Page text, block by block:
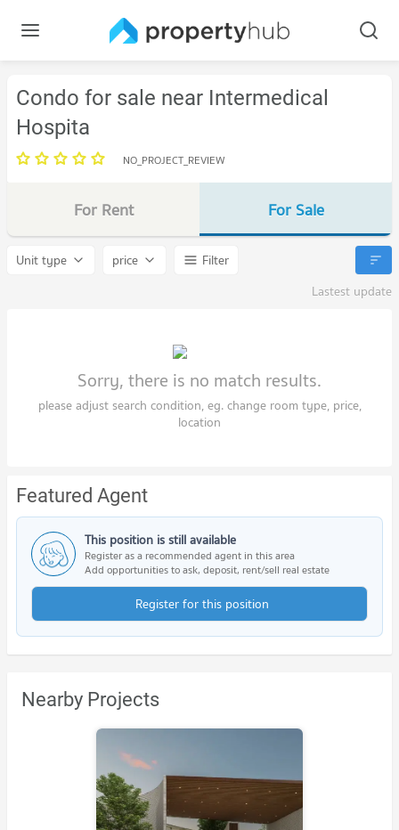
Condo for sale near Intermedical
Hospita
NO_PROJECT_REVIEW
For Rent For Sale
Unit type price
Filter
Lastest update
Sorry, there is no match results.
please adjust search condition, eg. change room type, price,
location
Featured Agent
This position is still available
Register as a recommended agent in this area
Add opportunities to ask, deposit, rent/sell real estate
Register for this position
Nearby Projects